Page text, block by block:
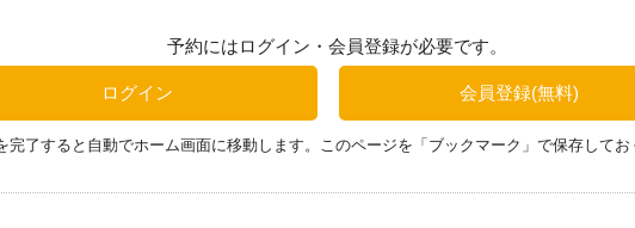
SIGUNATURE MENU
【平日 限定】ローストビーフ 泡盛バ
【土休日限定】和牛サーロイン ロース
ス＆ガーリックシュリンプ
ジゴ・ダニョー ケバブスタイル ヨー
予約にはログイン・会員登録が必要です。
ログイン 会員登録(無料)
了すると自動でホーム画面に移動します。このページを「ブックマーク」で保存してお